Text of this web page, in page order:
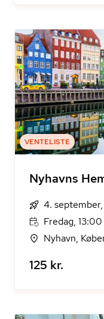
VENTELISTE
Nyhavns
4.
Fredag,
Nyhavn,
125 kr.